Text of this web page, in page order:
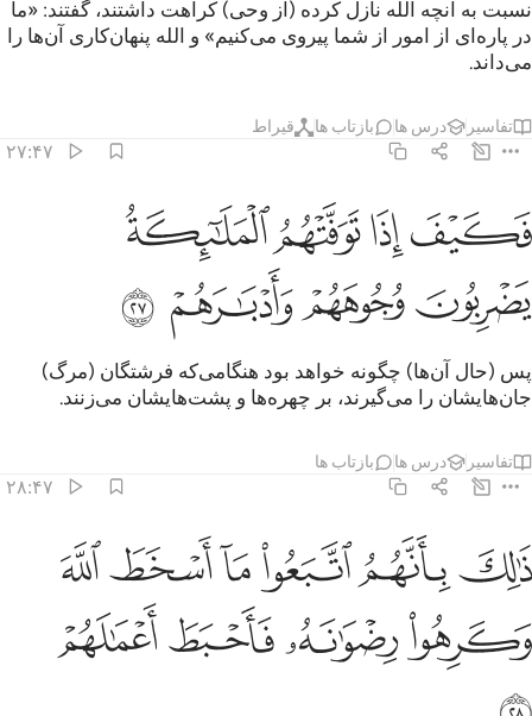
نسبت به آنچه الله نازل کرده (از وحی) کراهت داشتند، گفتند: «ما
در پاره‌ای از امور از شما پیروی می‌کنیم» و الله پنهان‌کاری آن‌ها را
می‌داند.
تفاسیر درس ها بازتاب ها قیراط
۲۷:۴۷
فكيف اذا توفتهم الملايكة يضربون وجوههم وادبارهم ٢٧
فَكَيْفَ إِذَا تَوَفَّتْهُمُ ٱلْمَلَـٰٓئِكَةُ يَضْرِبُونَ وُجُوهَهُمْ وَأَدْبَـٰرَهُمْ ٢٧
ﲪﲫﲬﲭ
ﲮﲯﲰ ﲱ
پس (حال آن‌ها) چگونه خواهد بود هنگامی‌که فرشتگان (مرگ)
جان‌هایشان را می‌گیرند، بر چهره‌ها و پشت‌هایشان می‌زنند.
تفاسیر درس ها بازتاب ها
۲۸:۴۷
ذالك بانهم اتبعوا ما اسخط الله وكرهوا رضوانه فاحبط اعمالهم ٢٨
ذَٰلِكَ بِأَنَّهُمُ ٱتَّبَعُوا۟ مَآ أَسْخَطَ ٱللَّهَ وَكَرِهُوا۟ رِضْوَٰنَهُۥ فَأَحْبَطَ أَعْمَـٰلَهُمْ ٢٨
ﲲﲳﲴﲵﲶﲷ
ﲸﲹﲺﲻ